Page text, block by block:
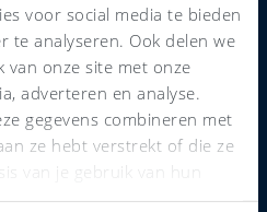
voor social media te bieden
te analyseren. Ook delen we
onze site met onze
adverteren en analyse.
gegevens combineren met
ze hebt verstrekt of die ze
van je gebruik van hun
van AFAS